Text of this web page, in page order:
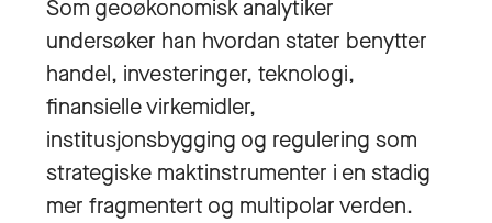
Som geoøkonomisk analytiker
undersøker han hvordan stater benytter
handel, investeringer, teknologi,
finansielle virkemidler,
institusjonsbygging og regulering som
strategiske maktinstrumenter i en stadig
mer fragmentert og multipolar verden.